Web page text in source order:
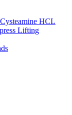
HCL
Lifting